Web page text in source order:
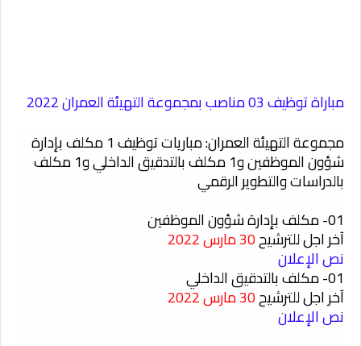
مباراة توظيف 03 مناصب بمجموعة التهيئة العمران 2022
مجموعة التهيئة العمران: مباريات توظيف 1 مكلف بإدارة
شؤون الموظفين و1 مكلف بالتدقيق الداخلي و1 مكلف
بالدراسات والتطوير الرقمي
01- مكلف بإدارة شؤون الموظفين
آخر اجل للترشيح30 مارس 2022
نص الإعلان
01- مكلف بالتدقيق الداخلي
آخر اجل للترشيح30 مارس 2022
نص الإعلان